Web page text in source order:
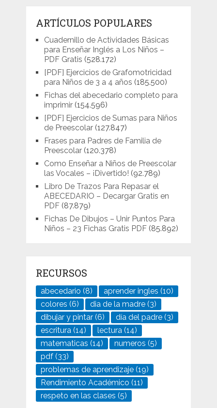
ARTÍCULOS POPULARES
Cuadernillo de Actividades Básicas
para Enseñar Inglés a Los Niños –
PDF Gratis (528.172)
[PDF] Ejercicios de Grafomotricidad
para Niños de 3 a 4 años (185.500)
Fichas del abecedario completo para
imprimir (154.596)
[PDF] Ejercicios de Sumas para Niños
de Preescolar (127.847)
Frases para Padres de Familia de
Preescolar (120.378)
Como Enseñar a Niños de Preescolar
las Vocales – ¡Divertido! (92.789)
Libro De Trazos Para Repasar el
ABECEDARIO – Decargar Gratis en
PDF (87.879)
Fichas De Dibujos – Unir Puntos Para
Niños – 23 Fichas Gratis PDF (85.892)
RECURSOS
abecedario (8) aprender ingles (10)
colores (6) dia de la madre (3)
dibujar y pintar (6) día del padre (3)
escritura (14) lectura (14)
matematicas (14) numeros (5)
pdf (33)
problemas de aprendizaje (19)
Rendimiento Académico (11)
respeto en las clases (5)